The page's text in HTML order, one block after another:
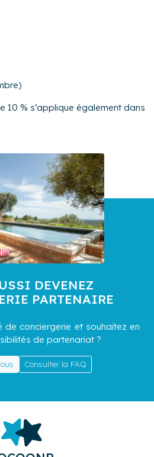
10 % s’applique également dans
DEVENEZ
PARTENAIRE
de conciergerie et souhaitez en
de partenariat ?
Consulter la FAQ